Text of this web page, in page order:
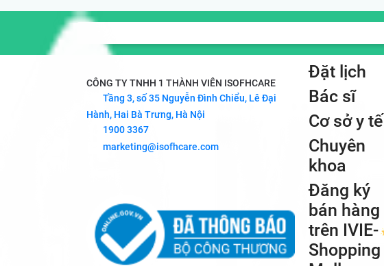
CÔNG TY TNHH 1 THÀNH VIÊN ISOFHCARE
Tầng 3, số 35 Nguyễn Đình Chiểu, Lê Đại
Hành, Hai Bà Trưng, Hà Nội
1900 3367
marketing@isofhcare.com
Đặt lịch
Bác sĩ
Cơ sở y tế
Chuyên
khoa
Đăng ký
bán hàng
trên IVIE-
Shopping